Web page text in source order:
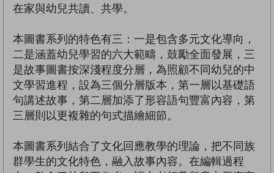
在家與幼兒共讀、共學。
本圖書系列的特色有三：一是包含多元文化導向，
二是涵蓋幼兒學習的六大範疇，鼓勵全面發展，三
是故事圖書按深淺程度分層，為照顧不同幼兒的中
文學習進程，設為三個分層版本，第一層以基礎語
句講述故事，第二層加添了形容語句豐富內容，第
三層則以更複雜的句式描繪細節。
本圖書系列結合了文化回應教學的理論，把不同族
群學生的文化特色，融入故事內容。在編輯過程